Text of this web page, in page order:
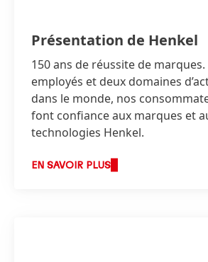
Présentation de Henkel
150 ans de réussite de marques.
employés et deux domaines
dans le monde, nos
font confiance aux marques et
technologies Henkel.
EN SAVOIR PLUS